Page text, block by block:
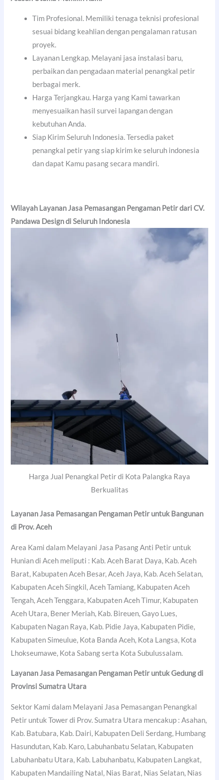
Tim Profesional. Memiliki tenaga teknisi profesional
sesuai bidang keahlian dengan pengalaman ratusan
proyek.
Layanan Lengkap. Melayani jasa instalasi baru,
perbaikan dan pengadaan material penangkal petir
berbagai merk.
Harga Terjangkau. Harga yang Kami tawarkan
menyesuaikan hasil survei lapangan dengan
kebutuhan Anda.
Siap Kirim Seluruh Indonesia. Tersedia paket
penangkal petir yang siap kirim ke seluruh indonesia
dan dapat Kamu pasang secara mandiri.
Wilayah Layanan Jasa Pemasangan Pengaman Petir dari CV.
Pandawa Design di Seluruh Indonesia
Harga Jual Penangkal Petir di Kota Palangka Raya
Berkualitas
Layanan Jasa Pemasangan Pengaman Petir untuk Bangunan
di Prov. Aceh
Area Kami dalam Melayani Jasa Pasang Anti Petir untuk
Hunian di Aceh meliputi : Kab. Aceh Barat Daya, Kab. Aceh
Barat, Kabupaten Aceh Besar, Aceh Jaya, Kab. Aceh Selatan,
Kabupaten Aceh Singkil, Aceh Tamiang, Kabupaten Aceh
Tengah, Aceh Tenggara, Kabupaten Aceh Timur, Kabupaten
Aceh Utara, Bener Meriah, Kab. Bireuen, Gayo Lues,
Kabupaten Nagan Raya, Kab. Pidie Jaya, Kabupaten Pidie,
Kabupaten Simeulue, Kota Banda Aceh, Kota Langsa, Kota
Lhokseumawe, Kota Sabang serta Kota Subulussalam.
Layanan Jasa Pemasangan Pengaman Petir untuk Gedung di
Provinsi Sumatra Utara
Sektor Kami dalam Melayani Jasa Pemasangan Penangkal
Petir untuk Tower di Prov. Sumatra Utara mencakup : Asahan,
Kab. Batubara, Kab. Dairi, Kabupaten Deli Serdang, Humbang
Hasundutan, Kab. Karo, Labuhanbatu Selatan, Kabupaten
Labuhanbatu Utara, Kab. Labuhanbatu, Kabupaten Langkat,
Kabupaten Mandailing Natal, Nias Barat, Nias Selatan, Nias